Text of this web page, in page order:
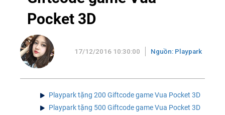
Pocket 3D
17/12/2016 10:30:00 Nguồn: Playpark
Playpark tặng 200 Giftcode game Vua Pocket 3D
Playpark tặng 500 Giftcode game Vua Pocket 3D